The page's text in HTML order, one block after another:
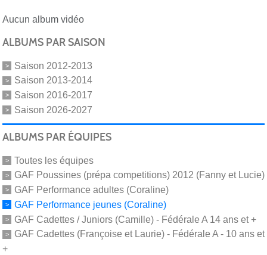
Aucun album vidéo
ALBUMS PAR SAISON
Saison 2012-2013
Saison 2013-2014
Saison 2016-2017
Saison 2026-2027
ALBUMS PAR ÉQUIPES
Toutes les équipes
GAF Poussines (prépa competitions) 2012 (Fanny et Lucie)
GAF Performance adultes (Coraline)
GAF Performance jeunes (Coraline)
GAF Cadettes / Juniors (Camille) - Fédérale A 14 ans et +
GAF Cadettes (Françoise et Laurie) - Fédérale A - 10 ans et
+